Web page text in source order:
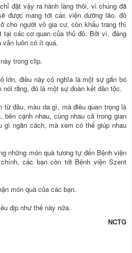
đặt vậy ra hành làng thôi, vì chúng đã
được mang tới các viện dưỡng lão, đồ
cho người vô gia cư, còn khẩu trang thì
tại các cơ quan của thủ đô. Bởi vì, đáng
vẫn luôn có ít quá.
trong clip.
lớn, điều này có nghĩa là một sự gắn bó
rằng, đó là một sự đoàn kết dân tộc.
từ đâu, màu da gì, mà điều quan trọng là
bên cạnh nhau, cùng nhau cả trong gian
gì ngăn cách, mà xem có thể giúp nhau
những món quà tương tự đến Bệnh viện
các bạn còn tới Bệnh viện Szent
món quà của các bạn.
dịp như thế này nữa.
NCTG